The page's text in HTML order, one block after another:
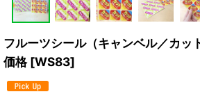
フルーツシール（キャンベル／カッ
価格 [WS83]